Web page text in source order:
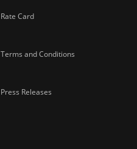
Rate Card
Terms and Conditions
Press Releases